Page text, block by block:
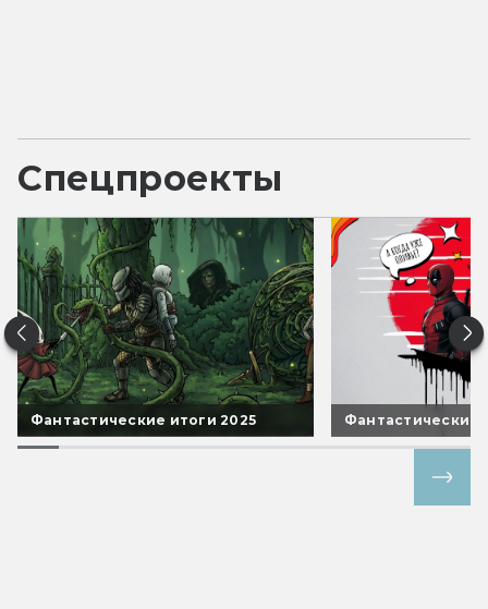
Спецпроекты
Фантастические итоги 2025 Фантастические